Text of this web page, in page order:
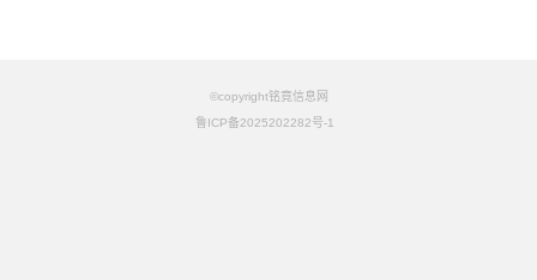
©copyright铭竟信息网
鲁ICP备2025202282号-1